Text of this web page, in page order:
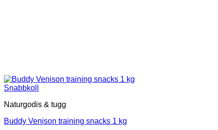
Snabbkoll
Naturgodis & tugg
Buddy Venison training snacks 1 kg